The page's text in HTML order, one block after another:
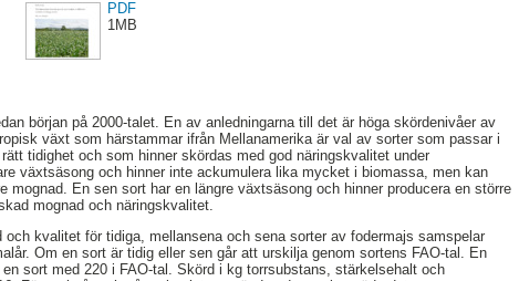
PDF
1MB
början på 2000-talet. En av anledningarna till det är höga skördenivåer av
växt som härstammar ifrån Mellanamerika är val av sorter som passar i
tidighet och som hinner skördas med god näringskvalitet under
växtsäsong och hinner inte ackumulera lika mycket i biomassa, men kan
mognad. En sen sort har en längre växtsäsong och hinner producera en större
mognad och näringskvalitet.
kvalitet för tidiga, mellansena och sena sorter av fodermajs samspelar
Om en sort är tidig eller sen går att urskilja genom sortens FAO-tal. En
sort med 220 i FAO-tal. Skörd i kg torrsubstans, stärkelsehalt och